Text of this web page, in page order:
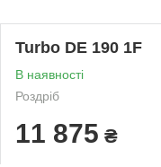
Turbo DE 190 1F
В наявності
Роздріб
11 875 ₴